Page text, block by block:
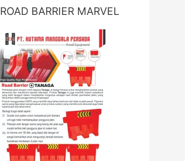
ROAD BARRIER MARVEL